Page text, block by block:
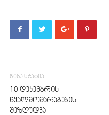
წინა სტატია
10 დეკემბრის
წყალმომარაგების
შეზღუდვა